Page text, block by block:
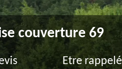
couverture 69
Etre rappelé